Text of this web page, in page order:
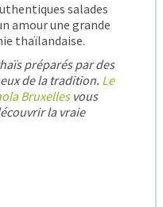
salades
amour une grande
thaïlandaise.
préparés par des
de la tradition. Le
Bruxellesvous
la vraie